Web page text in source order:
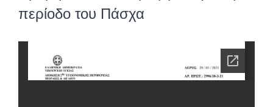
περίοδο του Πάσχα